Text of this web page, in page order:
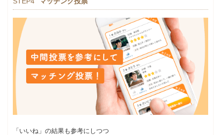
「いいね」の結果も参考にしつつ